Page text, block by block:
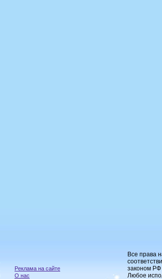
Реклама на сайте
О нас
Все права
законом РФ
Любое